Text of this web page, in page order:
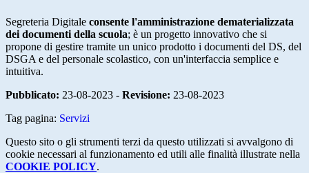
Segreteria Digitale consente l'amministrazione dematerializzata
dei documenti della scuola; è un progetto innovativo che si
propone di gestire tramite un unico prodotto i documenti del DS, del
DSGA e del personale scolastico, con un'interfaccia semplice e
intuitiva.
Pubblicato: 23-08-2023 - Revisione: 23-08-2023
Tag pagina: Servizi
Questo sito o gli strumenti terzi da questo utilizzati si avvalgono di
cookie necessari al funzionamento ed utili alle finalità illustrate nella
COOKIE POLICY.